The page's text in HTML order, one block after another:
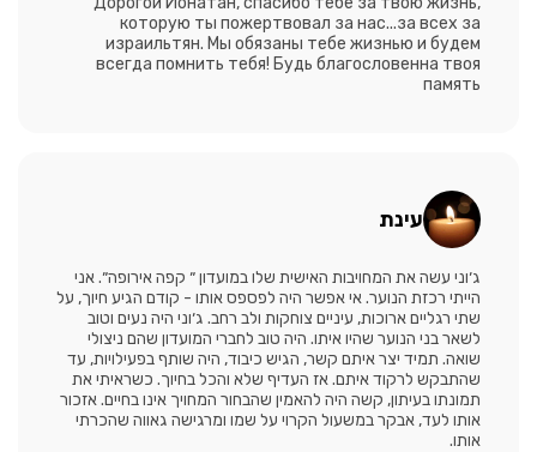
которую ты пожертвовал за нас...за всех за
израильтян. Мы обязаны тебе жизнью и будем
всегда помнить тебя! Будь благословенна твоя
память
עינת
ג׳וני עשה את המחויבות האישית שלו במועדון ״ קפה אירופה״. אני
הייתי רכזת הנוער. אי אפשר היה לפספס אותו - קודם הגיע חיוך, על
שתי רגליים ארוכות, עיניים צוחקות ולב רחב. ג׳וני היה נעים וטוב
לשאר בני הנוער שהיו איתו. היה טוב לחברי המועדון שהם ניצולי
שואה. תמיד יצר איתם קשר, הגיש כיבוד, היה שותף בפעילויות, עד
שהתבקש לרקוד איתם. אז העדיף שלא והכל בחיוך. כשראיתי את
תמונתו בעיתון, קשה היה להאמין שהבחור המחויך אינו בחיים. אזכור
אותו לעד, אבקר במשעול הקרוי על שמו ומרגישה גאווה שהכרתי
אותו.